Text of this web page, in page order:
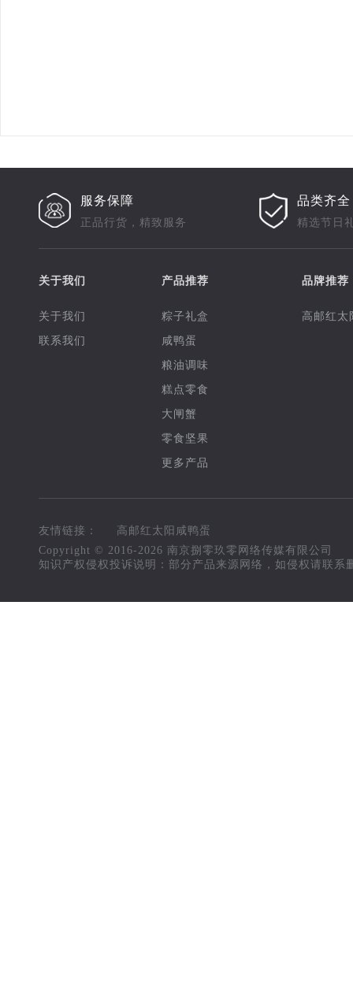
服务保障
正品行货，精致服务
品类齐全
精选节日
关于我们
关于我们
联系我们
产品推荐
粽子礼盒
咸鸭蛋
粮油调味
糕点零食
大闸蟹
零食坚果
更多产品
品牌推荐
高邮红太
友情链接：
高邮红太阳咸鸭蛋
高邮红太阳咸鸭蛋
Copyright © 2016-2026 南京捌零玖零网络传媒有限公司
知识产权侵权投诉说明：部分产品来源网络，如侵权请联系